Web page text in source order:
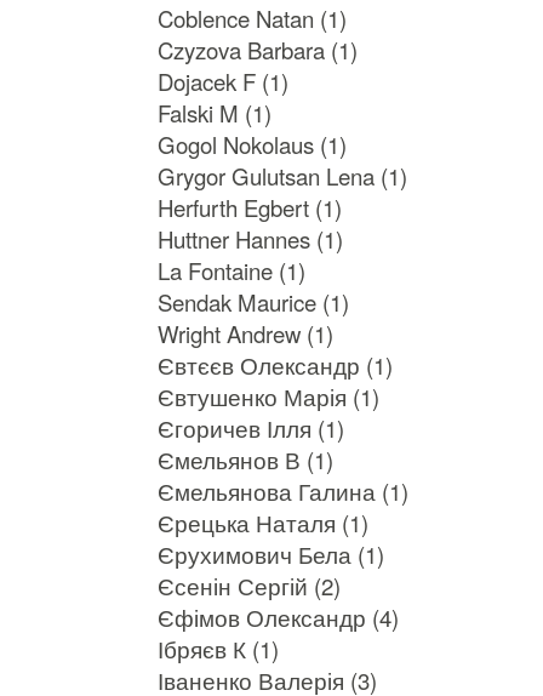
Coblence Natan (1)
Czyzova Barbara (1)
Dojacek F (1)
Falski M (1)
Gogol Nokolaus (1)
Grygor Gulutsan Lena (1)
Herfurth Egbert (1)
Huttner Hannes (1)
La Fontaine (1)
Sendak Maurice (1)
Wright Andrew (1)
Євтєєв Олександр (1)
Євтушенко Марія (1)
Єгоричев Ілля (1)
Ємельянов В (1)
Ємельянова Галина (1)
Єрецька Наталя (1)
Єрухимович Бела (1)
Єсенін Сергій (2)
Єфімов Олександр (4)
Ібряєв К (1)
Іваненко Валерія (3)